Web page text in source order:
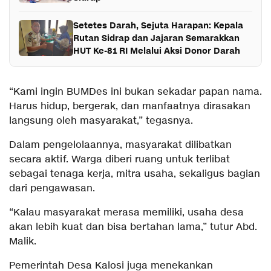
Setetes Darah, Sejuta Harapan: Kepala
Rutan Sidrap dan Jajaran Semarakkan
HUT Ke-81 RI Melalui Aksi Donor Darah
“Kami ingin BUMDes ini bukan sekadar papan nama.
Harus hidup, bergerak, dan manfaatnya dirasakan
langsung oleh masyarakat,” tegasnya.
Dalam pengelolaannya, masyarakat dilibatkan
secara aktif. Warga diberi ruang untuk terlibat
sebagai tenaga kerja, mitra usaha, sekaligus bagian
dari pengawasan.
“Kalau masyarakat merasa memiliki, usaha desa
akan lebih kuat dan bisa bertahan lama,” tutur Abd.
Malik.
Pemerintah Desa Kalosi juga menekankan